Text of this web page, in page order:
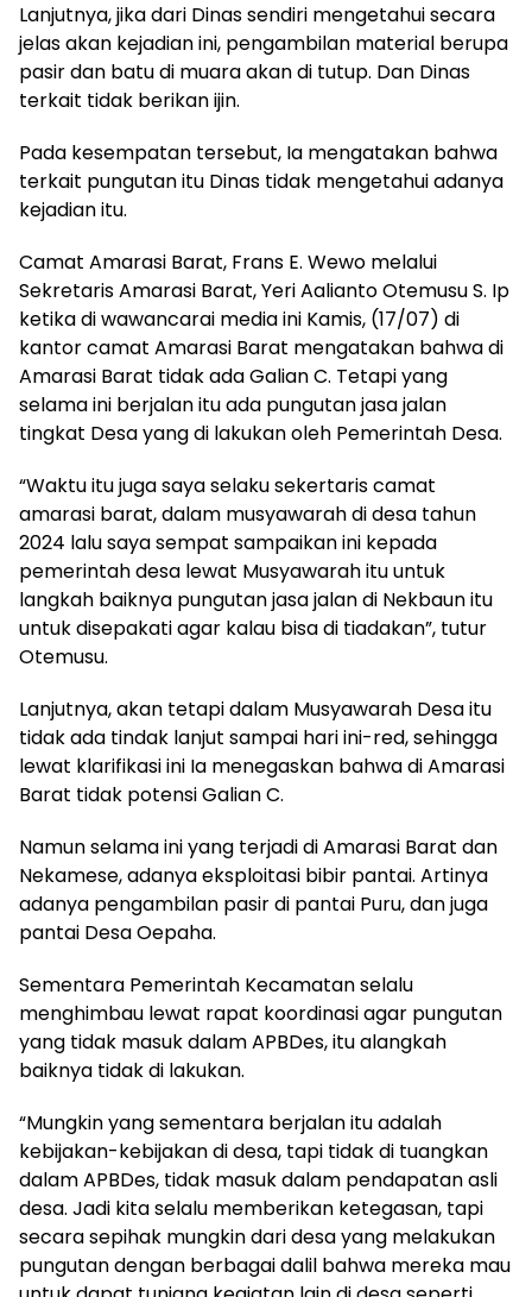
Lanjutnya, jika dari Dinas sendiri mengetahui secara
jelas akan kejadian ini, pengambilan material berupa
pasir dan batu di muara akan di tutup. Dan Dinas
terkait tidak berikan ijin.
Pada kesempatan tersebut, Ia mengatakan bahwa
terkait pungutan itu Dinas tidak mengetahui adanya
kejadian itu.
Camat Amarasi Barat, Frans E. Wewo melalui
Sekretaris Amarasi Barat, Yeri Aalianto Otemusu S. Ip
ketika di wawancarai media ini Kamis, (17/07) di
kantor camat Amarasi Barat mengatakan bahwa di
Amarasi Barat tidak ada Galian C. Tetapi yang
selama ini berjalan itu ada pungutan jasa jalan
tingkat Desa yang di lakukan oleh Pemerintah Desa.
“Waktu itu juga saya selaku sekertaris camat
amarasi barat, dalam musyawarah di desa tahun
2024 lalu saya sempat sampaikan ini kepada
pemerintah desa lewat Musyawarah itu untuk
langkah baiknya pungutan jasa jalan di Nekbaun itu
untuk disepakati agar kalau bisa di tiadakan”, tutur
Otemusu.
Lanjutnya, akan tetapi dalam Musyawarah Desa itu
tidak ada tindak lanjut sampai hari ini-red, sehingga
lewat klarifikasi ini Ia menegaskan bahwa di Amarasi
Barat tidak potensi Galian C.
Namun selama ini yang terjadi di Amarasi Barat dan
Nekamese, adanya eksploitasi bibir pantai. Artinya
adanya pengambilan pasir di pantai Puru, dan juga
pantai Desa Oepaha.
Sementara Pemerintah Kecamatan selalu
menghimbau lewat rapat koordinasi agar pungutan
yang tidak masuk dalam APBDes, itu alangkah
baiknya tidak di lakukan.
“Mungkin yang sementara berjalan itu adalah
kebijakan-kebijakan di desa, tapi tidak di tuangkan
dalam APBDes, tidak masuk dalam pendapatan asli
desa. Jadi kita selalu memberikan ketegasan, tapi
secara sepihak mungkin dari desa yang melakukan
pungutan dengan berbagai dalil bahwa mereka mau